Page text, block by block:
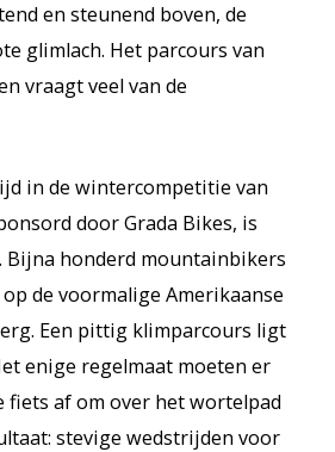
en steunend boven, de
glimlach. Het parcours van
vraagt veel van de
in de wintercompetitie van
door Grada Bikes, is
Bijna honderd mountainbikers
de voormalige Amerikaanse
Een pittig klimparcours ligt
enige regelmaat moeten er
fiets af om over het wortelpad
stevige wedstrijden voor